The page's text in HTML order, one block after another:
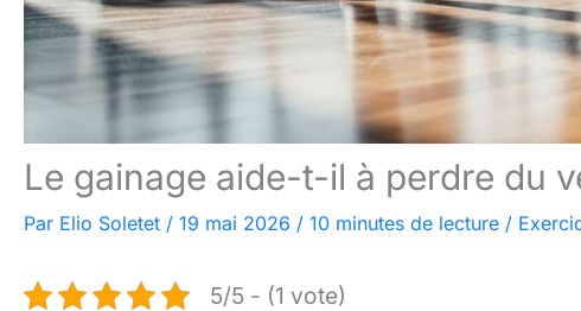
Le gainage aide-t-il à perdre du
Par Elio Soletet / 19 mai 2026 / 10 minutes de lecture /
5/5 - (1 vote)